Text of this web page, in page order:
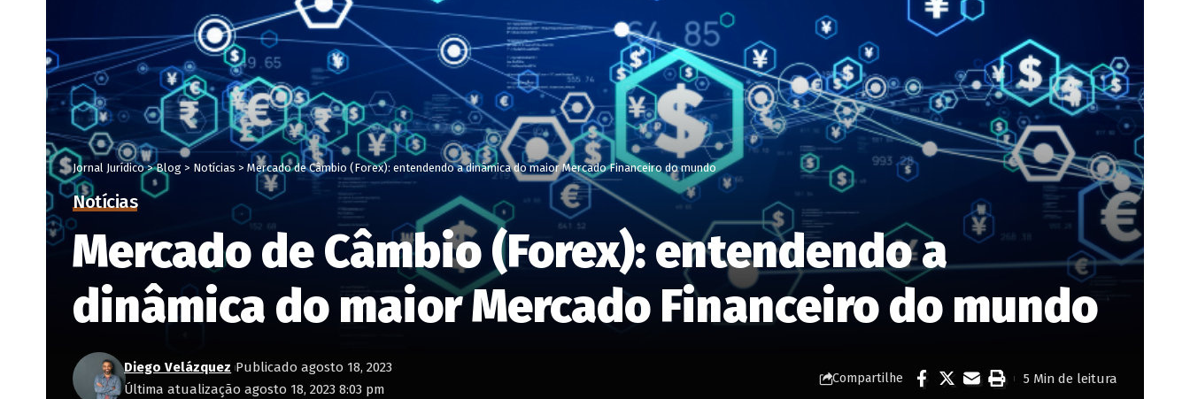
Jornal Jurídico>Blog > Notícias > Mercado de Câmbio (Forex): entendendo a dinâmica do maior Mercado Financeiro do mundo
Notícias
Mercado de Câmbio (Forex): entendendo a
dinâmica do maior Mercado Financeiro do mundo
Última atualização agosto 18, 2023 8:03 pm
Diego Velázquez Publicado agosto 18, 2023
Compartilhe 5 Min de leitura